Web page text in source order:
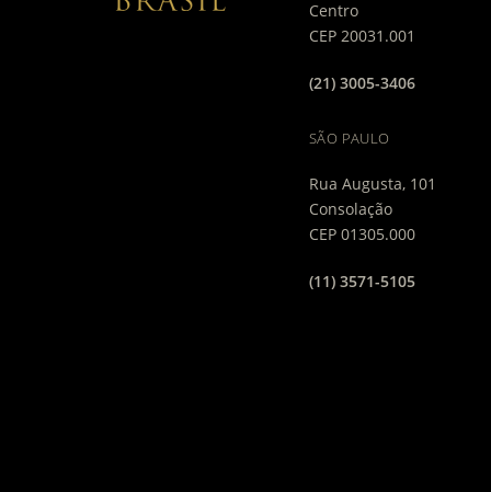
Centro
CEP 20031.001
(21) 3005-3406
SÃO PAULO
Rua Augusta, 101
Consolação
CEP 01305.000
(11) 3571-5105